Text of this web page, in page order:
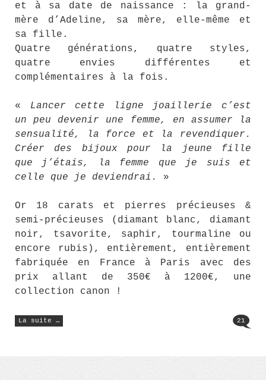
et à sa date de naissance : la grand-
mère d’Adeline, sa mère, elle-même et
sa fille.
Quatre générations, quatre styles,
quatre envies différentes et
complémentaires à la fois.
« Lancer cette ligne joaillerie c’est
un peu devenir une femme, en assumer la
sensualité, la force et la revendiquer.
Créer des bijoux pour la jeune fille
que j’étais, la femme que je suis et
celle que je deviendrai.
»
Or 18 carats et pierres précieuses &
semi-précieuses (diamant blanc, diamant
noir, tsavorite, saphir, tourmaline ou
encore rubis), entièrement, entièrement
fabriquée en France à Paris avec des
prix allant de 350€ à 1200€, une
collection canon !
La suite …
« Le
jean-
21